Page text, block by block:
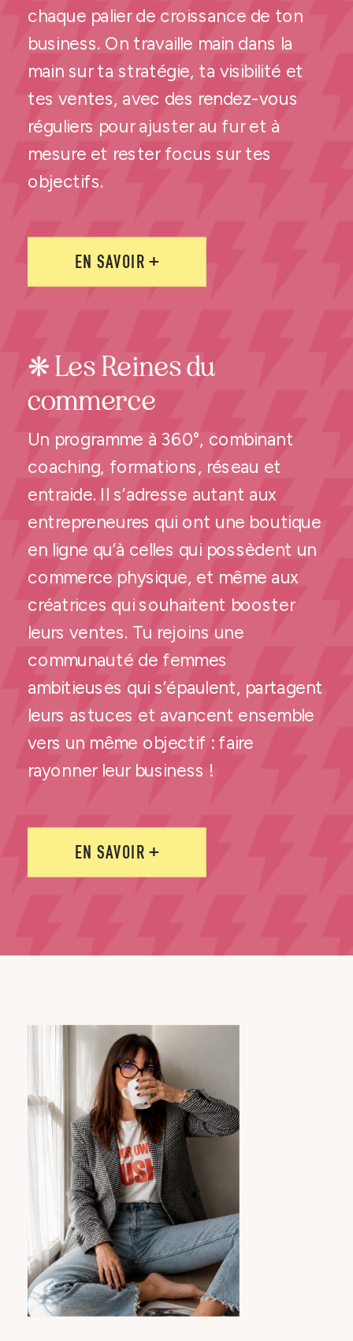
chaque palier de croissance de ton
business. On travaille main dans la
main sur ta stratégie, ta visibilité et
tes ventes, avec des rendez-vous
réguliers pour ajuster au fur et à
mesure et rester focus sur tes
objectifs.
EN SAVOIR +
❋ Les Reines du
commerce
Un programme à 360°, combinant
coaching, formations, réseau et
entraide. Il s’adresse autant aux
entrepreneures qui ont une boutique
en ligne qu’à celles qui possèdent un
commerce physique, et même aux
créatrices qui souhaitent booster
leurs ventes. Tu rejoins une
communauté de femmes
ambitieuses qui s’épaulent, partagent
leurs astuces et avancent ensemble
vers un même objectif : faire
rayonner leur business !
EN SAVOIR +